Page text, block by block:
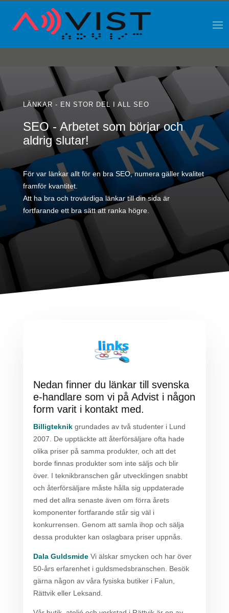
LÄNKAR - EN STOR DEL I ALL SEO
SEO - Arbetet som börjar och
aldrig slutar!
För var länkar allt för en bra SEO, numera gäller kvalitet
framför kvantitet.
Att ha bra och trovärdiga länkar till din sida är
fortfarande ett bra sätt att ranka högre.
Nedan finner du länkar till svenska
e-handlare som vi på Advist i någon
form varit i kontakt med.
Billigteknikgrundades av två studenter i Lund
2007. De upptäckte att återförsäljare ofta hade
olika priser på samma produkter, och att det
borde finnas produkter som inte säljs och blir
över. I teknikbranschen går utvecklingen snabbt
och återförsäljare måste hålla sig uppdaterade
med det allra senaste även om förra årets
komponenter fortfarande står sig väl i
konkurrensen. Genom att samla ihop och sälja
dessa produkter kan oslagbara priser uppnås.
Dala Guldsmide Vi älskar smycken och har över
50-års erfarenhet i guldsmedsbranschen. Besök
gärna någon av våra fysiska butiker i Falun,
Rättvik eller Leksand.